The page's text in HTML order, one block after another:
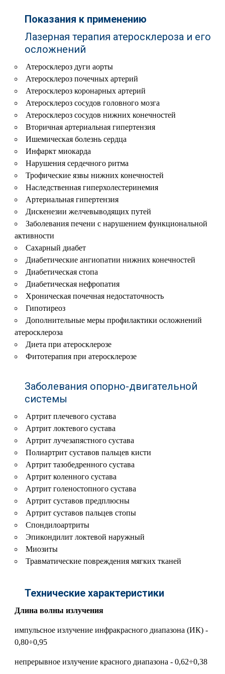
Показания к применению
Лазерная терапия атеросклероза и его
осложнений
Атеросклероз дуги аорты
Атеросклероз почечных артерий
Атеросклероз коронарных артерий
Атеросклероз сосудов головного мозга
Атеросклероз сосудов нижних конечностей
Вторичная артериальная гипертензия
Ишемическая болезнь сердца
Инфаркт миокарда
Нарушения сердечного ритма
Трофические язвы нижних конечностей
Наследственная гиперхолестеринемия
Артериальная гипертензия
Дискенезии желчевыводящих путей
Заболевания печени с нарушением функциональной
активности
Сахарный диабет
Диабетические ангиопатии нижних конечностей
Диабетическая стопа
Диабетическая нефропатия
Хроническая почечная недостаточность
Гипотиреоз
Дополнительные меры профилактики осложнений
атеросклероза
Диета при атеросклерозе
Фитотерапия при атеросклерозе
Заболевания опорно-двигательной
системы
Артрит плечевого сустава
Артрит локтевого сустава
Артрит лучезапястного сустава
Полиартрит суставов пальцев кисти
Артрит тазобедренного сустава
Артрит коленного сустава
Артрит голеностопного сустава
Артрит суставов предплюсны
Артрит суставов пальцев стопы
Спондилоартриты
Эпикондилит локтевой наружный
Миозиты
Травматические повреждения мягких тканей
Технические характеристики
Длина волны излучения
импульсное излучение инфракрасного диапазона (ИК) -
0,80÷0,95
непрерывное излучение красного диапазона - 0,62÷0,38